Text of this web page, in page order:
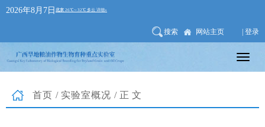
2026年8月7日
搜索 网站主页 | 登录
首页 / 实验室概况 /正文